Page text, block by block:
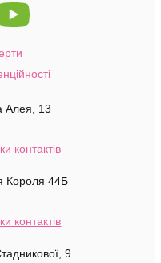
Алея, 13
контактів
Короля 44Б
контактів
9